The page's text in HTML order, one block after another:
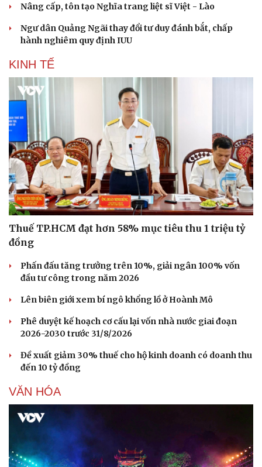
Du lịch
Săn Tour
check-in
Cửa sổ tình yêu
Nâng cấp, tôn tạo Nghĩa trang liệt sĩ Việt - Lào
Ngư dân Quảng Ngãi thay đổi tư duy đánh bắt, chấp
hành nghiêm quy định IUU
KINH TẾ
Thuế TP.HCM đạt hơn 58% mục tiêu thu 1 triệu tỷ
đồng
Phấn đấu tăng trưởng trên 10%, giải ngân 100% vốn
đầu tư công trong năm 2026
Lên biên giới xem bí ngô khổng lồ ở Hoành Mô
Phê duyệt kế hoạch cơ cấu lại vốn nhà nước giai đoạn
2026-2030 trước 31/8/2026
Đề xuất giảm 30% thuế cho hộ kinh doanh có doanh thu
đến 10 tỷ đồng
VĂN HÓA